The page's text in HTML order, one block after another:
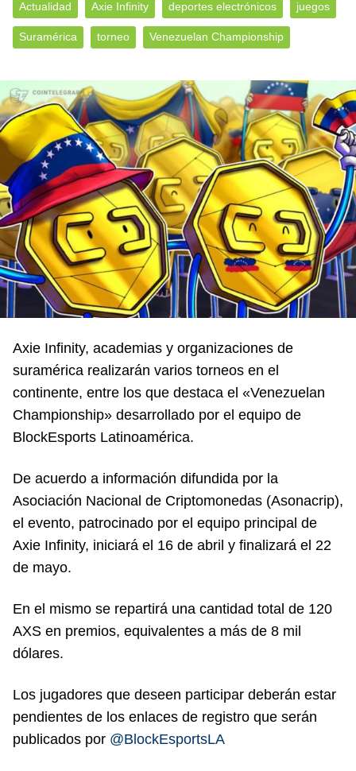
Actualidad Axie Infinity deportes electrónicos juegos
Suramérica torneo Venezuelan Championship
Axie Infinity, academias y organizaciones de
suramérica realizarán varios torneos en el
continente, entre los que destaca el «Venezuelan
Championship» desarrollado por el equipo de
BlockEsports Latinoamérica.
De acuerdo a información difundida por la
Asociación Nacional de Criptomonedas (Asonacrip),
el evento, patrocinado por el equipo principal de
Axie Infinity, iniciará el 16 de abril y finalizará el 22
de mayo.
En el mismo se repartirá una cantidad total de 120
AXS en premios, equivalentes a más de 8 mil
dólares.
Los jugadores que deseen participar deberán estar
pendientes de los enlaces de registro que serán
publicados por @BlockEsportsLA